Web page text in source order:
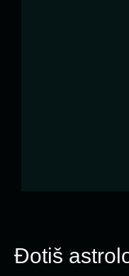
Đotiš